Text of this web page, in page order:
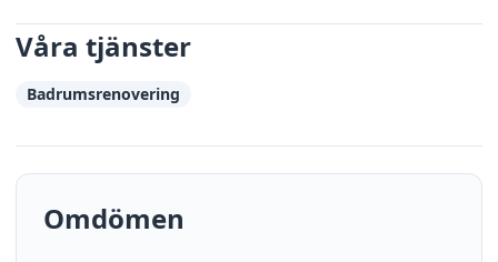
Våra tjänster
Badrumsrenovering
Omdömen